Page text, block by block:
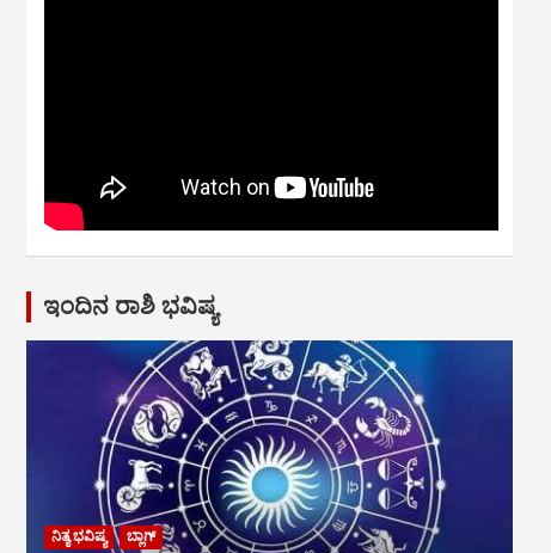
ಇಂದಿನ ರಾಶಿ ಭವಿಷ್ಯ
ನಿತ್ಯ ಭವಿಷ್ಯ ಬ್ಲಾಗ್